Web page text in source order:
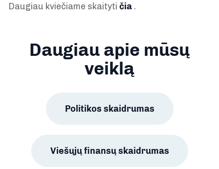
Daugiau kviečiame skaityti čia .
Daugiau apie mūsų
veiklą
Politikos skaidrumas
Viešųjų finansų skaidrumas